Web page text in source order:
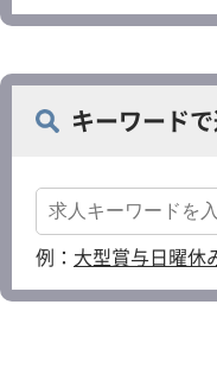
キーワード
例： 大型賞与日曜休